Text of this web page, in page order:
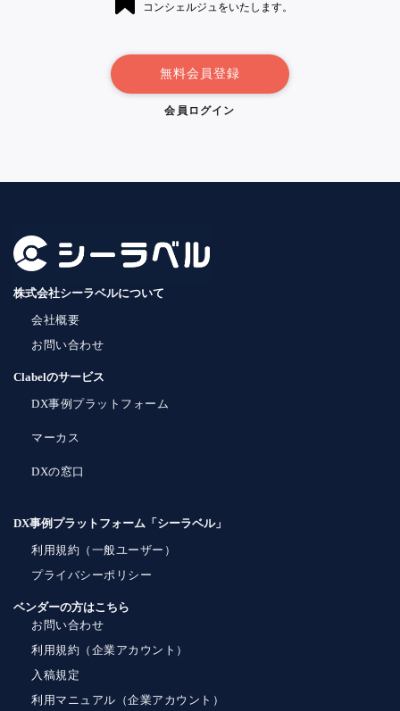
コンシェルジュをいたします。
無料会員登録
会員ログイン
株式会社シーラベルについて
会社概要
お問い合わせ
Clabelのサービス
DX事例プラットフォーム
マーカス
DXの窓口
DX事例プラットフォーム「シーラベル」
利用規約（一般ユーザー）
プライバシーポリシー
ベンダーの方はこちら
お問い合わせ
利用規約（企業アカウント）
入稿規定
利用マニュアル（企業アカウント）